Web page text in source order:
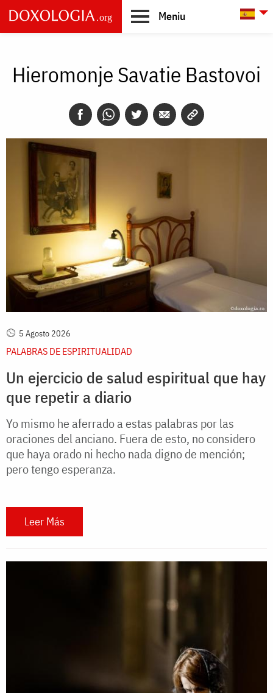
Skip to main content
Meniu
Hieromonje Savatie Bastovoi
5 Agosto 2026
PALABRAS DE ESPIRITUALIDAD
Un ejercicio de salud espiritual que hay
que repetir a diario
Yo mismo he aferrado a estas palabras por las
oraciones del anciano. Fuera de esto, no considero
que haya orado ni hecho nada digno de mención;
pero tengo esperanza.
Leer Más